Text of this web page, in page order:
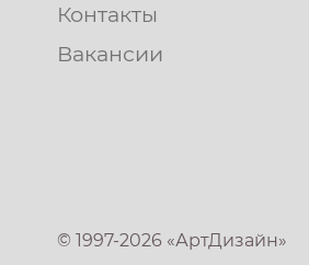
Контакты
Вакансии
© 1997-2026 «АртДизайн»